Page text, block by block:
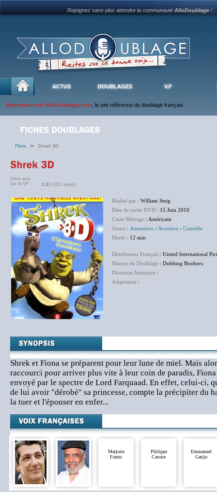
Rejoignez sans plus attendre la communautéAlloDoublage !
ACTUS DOUBLAGES V.F
Bienvenue sur AlloDoublage.com , le site référence du doublage français.
Films > Shrek 3D
Votre avis
sur la VF :
2.4/5 (221 notes)
Réalisé par : William Steig
Date de sortie DVD : 15 Juin 2010
Court Métrage : Américain
Genre : Animation - Aventure - Comédie
Durée : 12 min
Distributeur Français : United International
Maison de Doublage : Dubbing Brothers
Direction Artistique :
Adaptation :
Shrek et Fiona se préparent pour leur lune de miel. Mais
raccourci pour arriver plus vite à leur coin de paradis,
envoyé par le spectre de Lord Farquaad. En effet, celui-ci,
de lui avoir "dérobé" sa princesse, compte la précipiter du
la tuer et l'épouser en enfer...
Marjorie
Frantz
Philippe
Catoire
Emmanuel
Garijo